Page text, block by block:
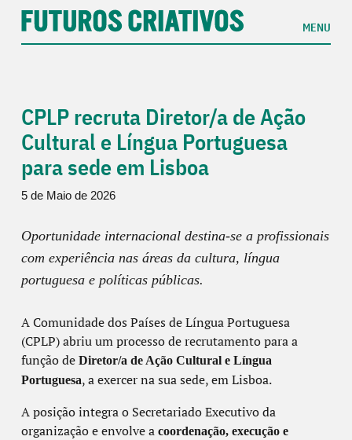
MENU
CPLP recruta Diretor/a de Ação
Cultural e Língua Portuguesa
para sede em Lisboa
5 de Maio de 2026
Oportunidade internacional destina-se a profissionais
com experiência nas áreas da cultura, língua
portuguesa e políticas públicas.
AComunidade dos Países de Língua Portuguesa
(CPLP) abriu um processo de recrutamento para a
função de Diretor/a de Ação Cultural e Língua
Portuguesa, a exercer na sua sede, em Lisboa.
A posição integra o Secretariado Executivo da
organização e envolve a coordenação, execução e